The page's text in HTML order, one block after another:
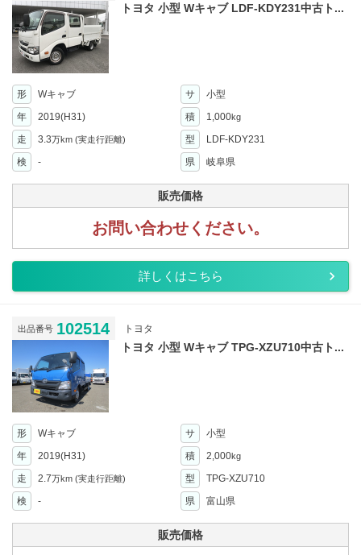
トヨタ 小型 Wキャブ LDF-KDY231中古ト...
形 Wキャブ サ
小型
年
2019(H31) 積 1,000kg
走 3.3万km (実走行距離) 型
LDF-KDY231
検
- 県 岐阜県
販売価格
お問い合わせください。
詳しくはこちら
出品番号 102514 トヨタ
トヨタ 小型 Wキャブ TPG-XZU710中古ト...
形 Wキャブ サ
小型
年
2019(H31) 積 2,000kg
走 2.7万km (実走行距離) 型
TPG-XZU710
検
- 県 富山県
販売価格